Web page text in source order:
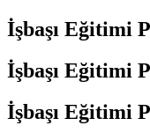
İşbaşı Eğitimi
İşbaşı Eğitimi
İşbaşı Eğitimi